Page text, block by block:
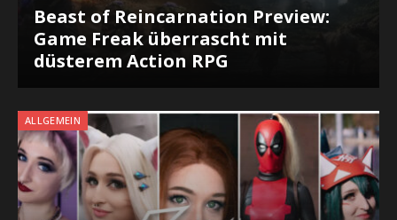
Beast of Reincarnation Preview:
Game Freak überrascht mit
düsterem Action RPG
ALLGEMEIN